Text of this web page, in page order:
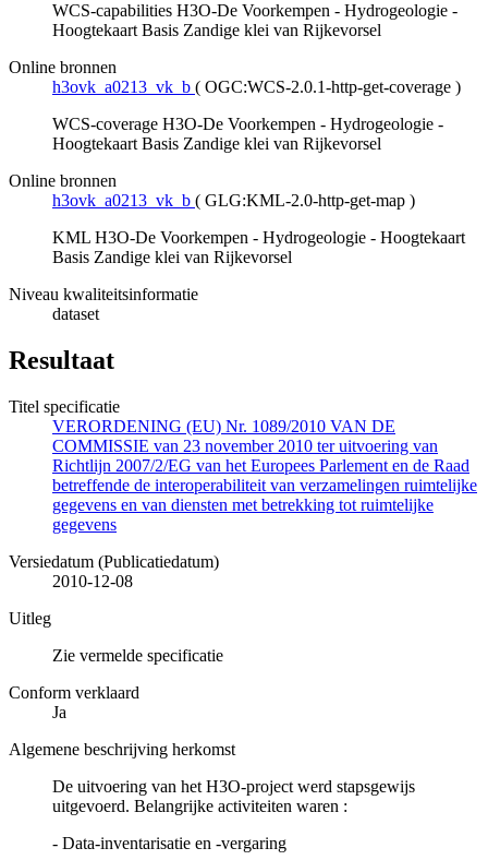
WCS-capabilities H3O-De Voorkempen - Hydrogeologie -
Hoogtekaart Basis Zandige klei van Rijkevorsel
Online bronnen
h3ovk_a0213_vk_b ( OGC:WCS-2.0.1-http-get-coverage )
WCS-coverage H3O-De Voorkempen - Hydrogeologie -
Hoogtekaart Basis Zandige klei van Rijkevorsel
Online bronnen
h3ovk_a0213_vk_b ( GLG:KML-2.0-http-get-map )
KML H3O-De Voorkempen - Hydrogeologie - Hoogtekaart
Basis Zandige klei van Rijkevorsel
Niveau kwaliteitsinformatie
dataset
Resultaat
Titel specificatie
VERORDENING (EU) Nr. 1089/2010 VAN DE
COMMISSIE van 23 november 2010 ter uitvoering van
Richtlijn 2007/2/EG van het Europees Parlement en de Raad
betreffende de interoperabiliteit van verzamelingen ruimtelijke
gegevens en van diensten met betrekking tot ruimtelijke
gegevens
Versiedatum (Publicatiedatum)
2010-12-08
Uitleg
Zie vermelde specificatie
Conform verklaard
Ja
Algemene beschrijving herkomst
De uitvoering van het H3O-project werd stapsgewijs
uitgevoerd. Belangrijke activiteiten waren :
- Data-inventarisatie en -vergaring